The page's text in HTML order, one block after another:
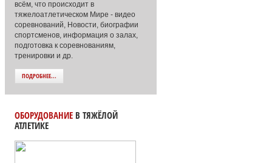
всём, что происходит в
тяжелоатлетическом Мире - видео
соревнований, Новости, биографии
спортсменов, информация о залах,
подготовка к соревнованиям,
тренировки и др.
ПОДРОБНЕЕ...
ОБОРУДОВАНИЕ В ТЯЖЁЛОЙ
АТЛЕТИКЕ